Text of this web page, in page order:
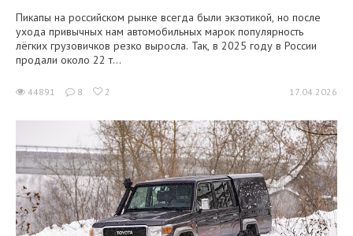
Пикапы на российском рынке всегда были экзотикой, но после
ухода привычных нам автомобильных марок популярность
лёгких грузовичков резко выросла. Так, в 2025 году в России
продали около 22 т...
44891 8 2 17.04.2026